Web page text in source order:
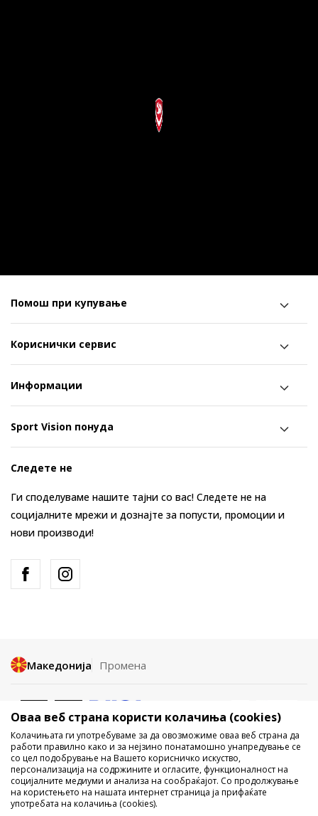
Помош при купување
Кориснички сервис
Информации
Sport Vision понуда
Следете не
Ги споделуваме нашите тајни со вас! Следете не на
социјалните мрежи и дознајте за попусти, промоции и
нови производи!
Македонија Промена
Не е дозволено превземање или користење на содржината од
интернет страните на Sport Vision, делумно или целосно a се
однесува на логоа, трговски марки, комерцијални содржини, ниту
истите да се отстапуваат на трети лица, јавно да се објавуваат или да
Оваа веб страна користи колачиња (cookies)
Колачињата ги употребуваме за да овозможиме оваа веб страна да
работи правилно како и за нејзино понатамошно унапредување се
со цел подобрување на Вашето корисничко искуство,
персонализација на содржините и огласите, функционалност на
социјалните медиуми и анализа на сообраќајот. Со продолжување
на користењето на нашата интернет страница ја прифаќате
употребата на колачиња (cookies).